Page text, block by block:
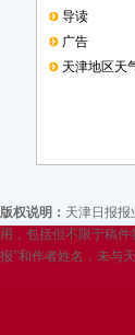
导读
广告
天津地区天
版权说明： 天津日报
用，包括但不限于稿
报”和作者姓名，未与